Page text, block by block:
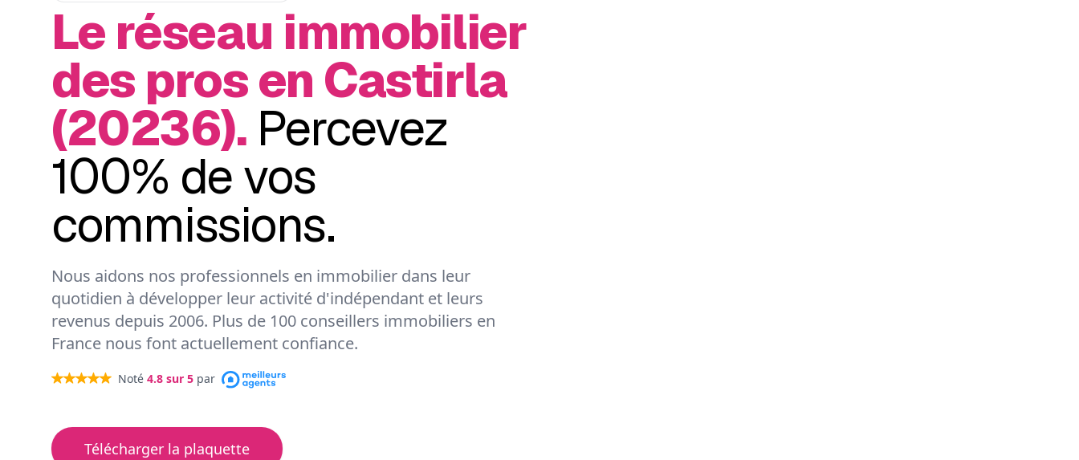
Le réseau immobilier
des pros en Castirla
(20236). Percevez
100% de vos
commissions.
Nous aidons nos professionnels en immobilier dans leur
quotidien à développer leur activité d'indépendant et leurs
revenus depuis 2006. Plus de 100 conseillers immobiliers en
France nous font actuellement confiance.
Noté 4.8 sur 5 par
Télécharger la plaquette